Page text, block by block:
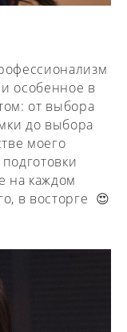
особенное в
от выбора
до выбора
моего
на каждом
в восторге 😍